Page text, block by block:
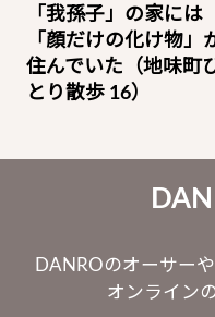
「我孫子」の家には
「顔だけの化け物」
住んでいた（地味町
とり散歩 16）
DANROのオーサー
オンライン